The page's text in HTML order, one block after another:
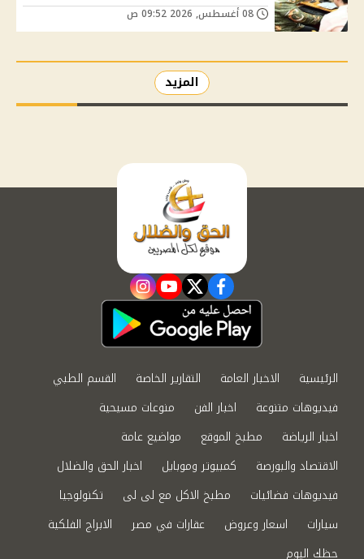
المزيد
facebook
twitter
youtube
instagram
الرئيسية الاخبار العامة التقارير الخاصة
القسم الطبي
فيديوهات متنوعة
اخبار الفن
منوعات مسيحية
اخبار الرياضة
مطبخ الموقع
مواضيع عامة
الاقتصاد والبورصة
كمبيوتر وموبايل
اخبار الحق والضلال
فيديوهات فضائيات
مطبخ الاكل مع لى لى
تكنولوجيا
سيارات
اسعار وعروض عقارات في مصر
الابراج الفلكية
حظك اليوم